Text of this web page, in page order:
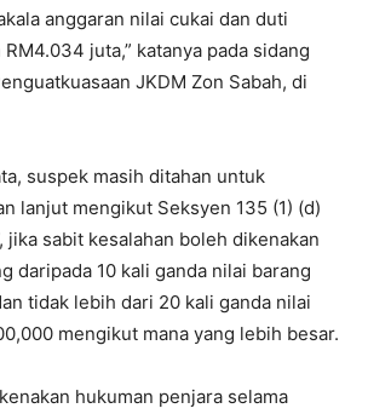
anggaran nilai cukai dan duti
juta,” katanya pada sidang
JKDM Zon Sabah, di
suspek masih ditahan untuk
lanjut mengikut Seksyen 135 (1) (d)
jika sabit kesalahan boleh dikenakan
daripada 10 kali ganda nilai barang
tidak lebih dari 20 kali ganda nilai
mengikut mana yang lebih besar.
hukuman penjara selama